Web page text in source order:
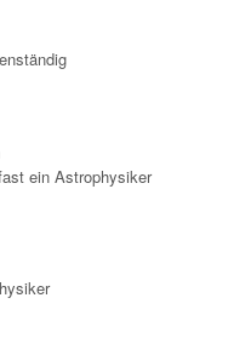
ein Astrophysiker